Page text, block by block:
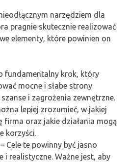
narzędziem dla
pragnie skutecznie realizować
elementy, które powinien on
fundamentalny krok, który
mocne i słabe strony
i zagrożenia zewnętrzne.
lepiej zrozumieć, w jakiej
firma oraz jakie działania mogą
korzyści.
– Cele te powinny być jasno
i realistyczne. Ważne jest, aby